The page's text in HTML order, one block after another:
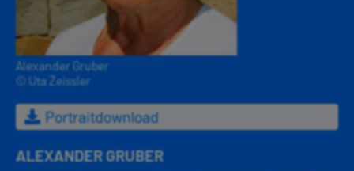
Alexander Gruber
© Uta Zeissler
Portraitdownload
ALEXANDER GRUBER